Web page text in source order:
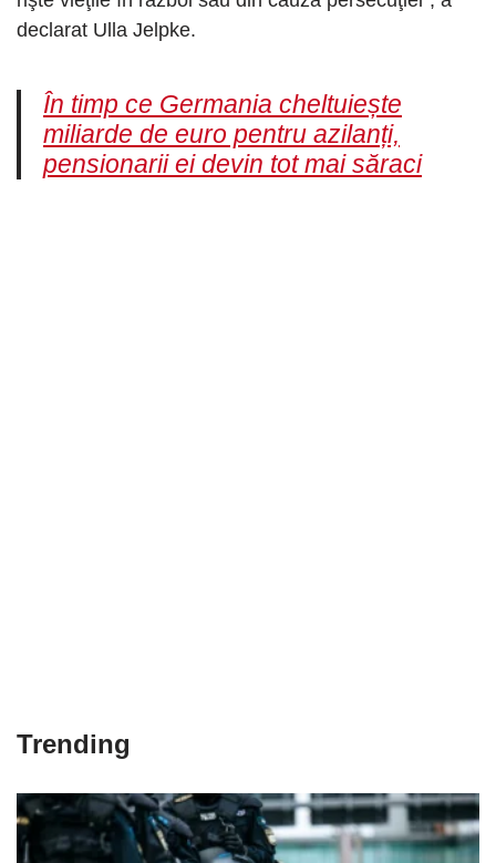
declarat Ulla Jelpke.
În timp ce Germania cheltuiește
miliarde de euro pentru azilanți,
pensionarii ei devin tot mai săraci
Trending